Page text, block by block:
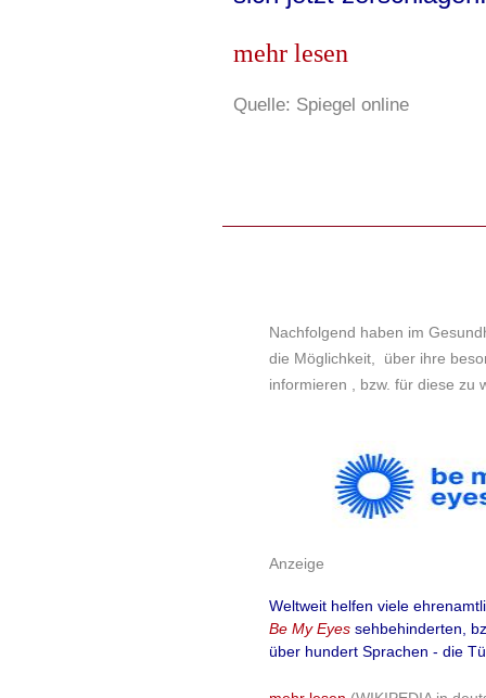
mehr lesen
Quelle: Spiegel online
Nachfolgend haben im
die Möglichkeit, über ihre
informieren , bzw. für diese zu
Anzeige
Weltweit helfen viele
Be My Eyes sehbehinderten,
über hundert Sprachen - die